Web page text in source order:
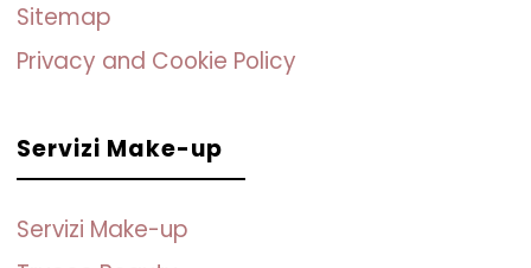
Sitemap
Privacy and Cookie Policy
Servizi Make-up
Servizi Make-up